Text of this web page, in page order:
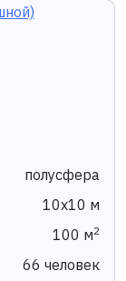
полусфера
10х10 м
100 м2
66 человек